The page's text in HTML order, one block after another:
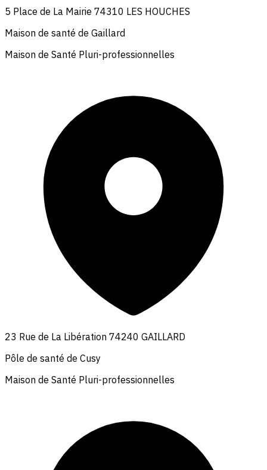
5 Place de La Mairie 74310 LES HOUCHES
Maison de santé de Gaillard
Maison de Santé Pluri-professionnelles
23 Rue de La Libération 74240 GAILLARD
Pôle de santé de Cusy
Maison de Santé Pluri-professionnelles